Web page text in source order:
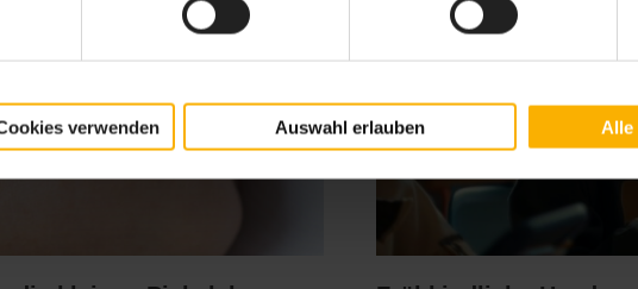
verwenden Auswahl erlauben Alle